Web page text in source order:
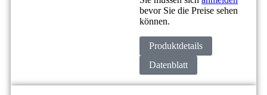
bevor Sie die Preise sehen
können.
Produktdetails
Datenblatt